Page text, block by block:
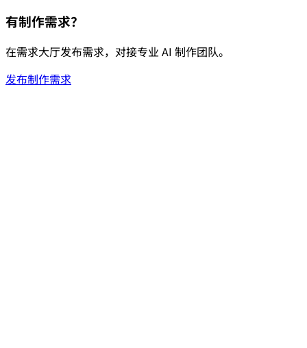
有制作需求？
在需求大厅发布需求，对接专业 AI 制作团队。
发布制作需求